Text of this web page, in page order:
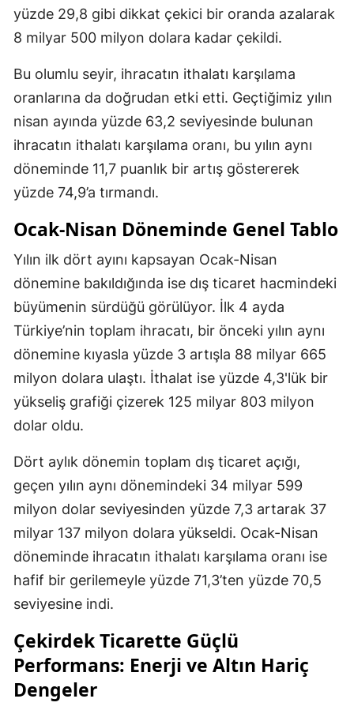
yüzde 29,8 gibi dikkat çekici bir oranda azalarak
8 milyar 500 milyon dolara kadar çekildi.
Bu olumlu seyir, ihracatın ithalatı karşılama
oranlarına da doğrudan etki etti. Geçtiğimiz yılın
nisan ayında yüzde 63,2 seviyesinde bulunan
ihracatın ithalatı karşılama oranı, bu yılın aynı
döneminde 11,7 puanlık bir artış göstererek
yüzde 74,9’a tırmandı.
Ocak-Nisan Döneminde Genel Tablo
Yılın ilk dört ayını kapsayan Ocak-Nisan
dönemine bakıldığında ise dış ticaret hacmindeki
büyümenin sürdüğü görülüyor. İlk 4 ayda
Türkiye’nin toplam ihracatı, bir önceki yılın aynı
dönemine kıyasla yüzde 3 artışla 88 milyar 665
milyon dolara ulaştı. İthalat ise yüzde 4,3'lük bir
yükseliş grafiği çizerek 125 milyar 803 milyon
dolar oldu.
Dört aylık dönemin toplam dış ticaret açığı,
geçen yılın aynı dönemindeki 34 milyar 599
milyon dolar seviyesinden yüzde 7,3 artarak 37
milyar 137 milyon dolara yükseldi. Ocak-Nisan
döneminde ihracatın ithalatı karşılama oranı ise
hafif bir gerilemeyle yüzde 71,3’ten yüzde 70,5
seviyesine indi.
Çekirdek Ticarette Güçlü
Performans: Enerji ve Altın Hariç
Dengeler